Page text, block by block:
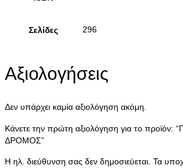
Σελίδες 296
Αξιολογήσεις
Δεν υπάρχει καμία αξιολόγηση ακόμη.
Κάνετε την πρώτη αξιολόγηση για το προϊόν:
ΔΡΟΜΟΣ”
Η ηλ. διεύθυνση σας δεν δημοσιεύεται. Τα